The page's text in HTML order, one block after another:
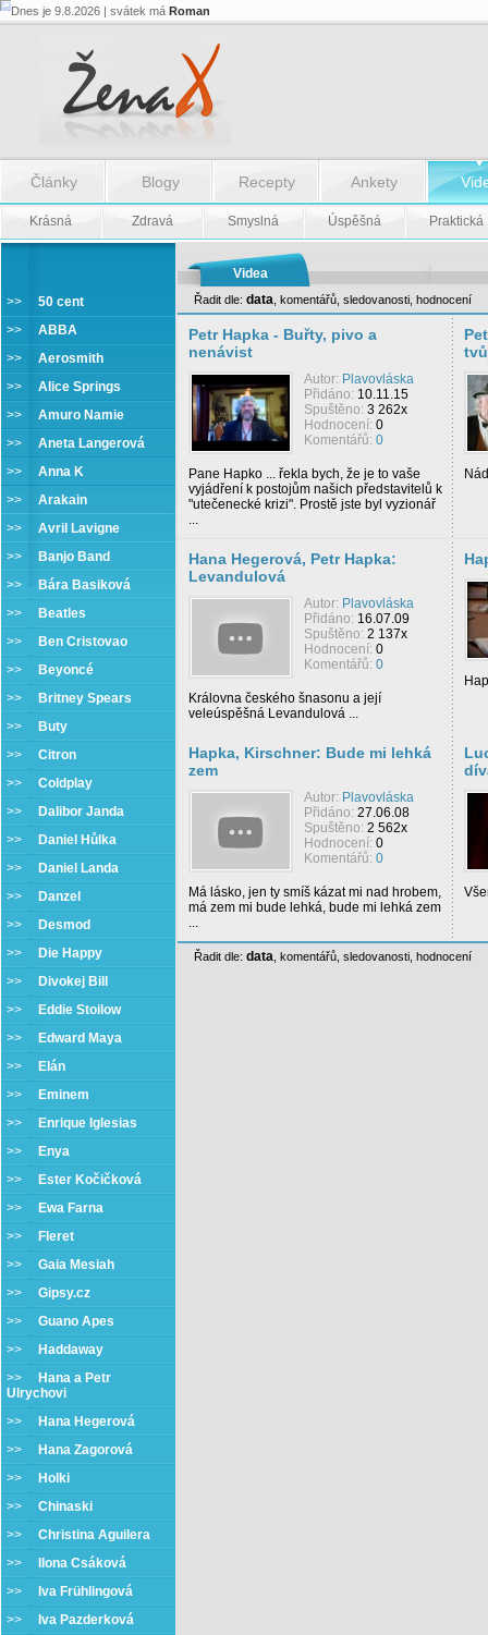
Dnes je 9.8.2026 | svátek má Roman
Články Blogy Recepty Ankety
Krásná Zdravá Smyslná Úspěšná Praktická
>> 50 cent
>> ABBA
>> Aerosmith
>> Alice Springs
>> Amuro Namie
>> Aneta Langerová
>> Anna K
>> Arakain
>> Avril Lavigne
>>
Banjo Band
>>
Bára Basiková
>>
Beatles
>>
Ben Cristovao
>>
Beyoncé
>>
Britney Spears
>>
Buty
>> Citron
>> Coldplay
>>
Dalibor Janda
>>
Daniel Hůlka
>>
Daniel Landa
>>
Danzel
>>
Desmod
>>
Die Happy
>>
Divokej Bill
>>
Eddie Stoilow
>>
Edward Maya
>>
Elán
>>
Eminem
>>
Enrique Iglesias
>>
Enya
>>
Ester Kočičková
>>
Ewa Farna
>>
Fleret
>> Gaia Mesiah
>> Gipsy.cz
>> Guano Apes
>>
Haddaway
>>
Hana a Petr
Ulrychovi
>>
Hana Hegerová
>>
Hana Zagorová
>>
Holki
>> Chinaski
>> Christina Aguilera
>>
Ilona Csáková
>>
Iva Frühlingová
>>
Iva Pazderková
Videa
Petr Hapka
Řadit dle: data komentářů sledovanosti hodnocení
Petr Hapka - Buřty, pivo a
nenávist
Autor: Plavovláska
Přidáno: 10.11.15
Spuštěno: 3 262x
Hodnocení: 0
Komentářů: 0
Pane Hapko ... řekla bych, že je to vaše
vyjádření k postojům našich představitelů k
"utečenecké krizi". Prostě jste byl vyzionář
...
Hana Hegerová, Petr Hapka:
Levandulová
Autor: Plavovláska
Přidáno: 16.07.09
Spuštěno: 2 137x
Hodnocení: 0
Komentářů: 0
Královna českého šnasonu a její
veleúspěšná Levandulová ...
Hapka, Kirschner: Bude mi lehká
zem
Autor: Plavovláska
Přidáno: 27.06.08
Spuštěno: 2 562x
Hodnocení: 0
Komentářů: 0
Má lásko, jen ty smíš kázat mi nad hrobem,
má zem mi bude lehká, bude mi lehká zem
...
Řadit dle: data komentářů sledovanosti hodnocení